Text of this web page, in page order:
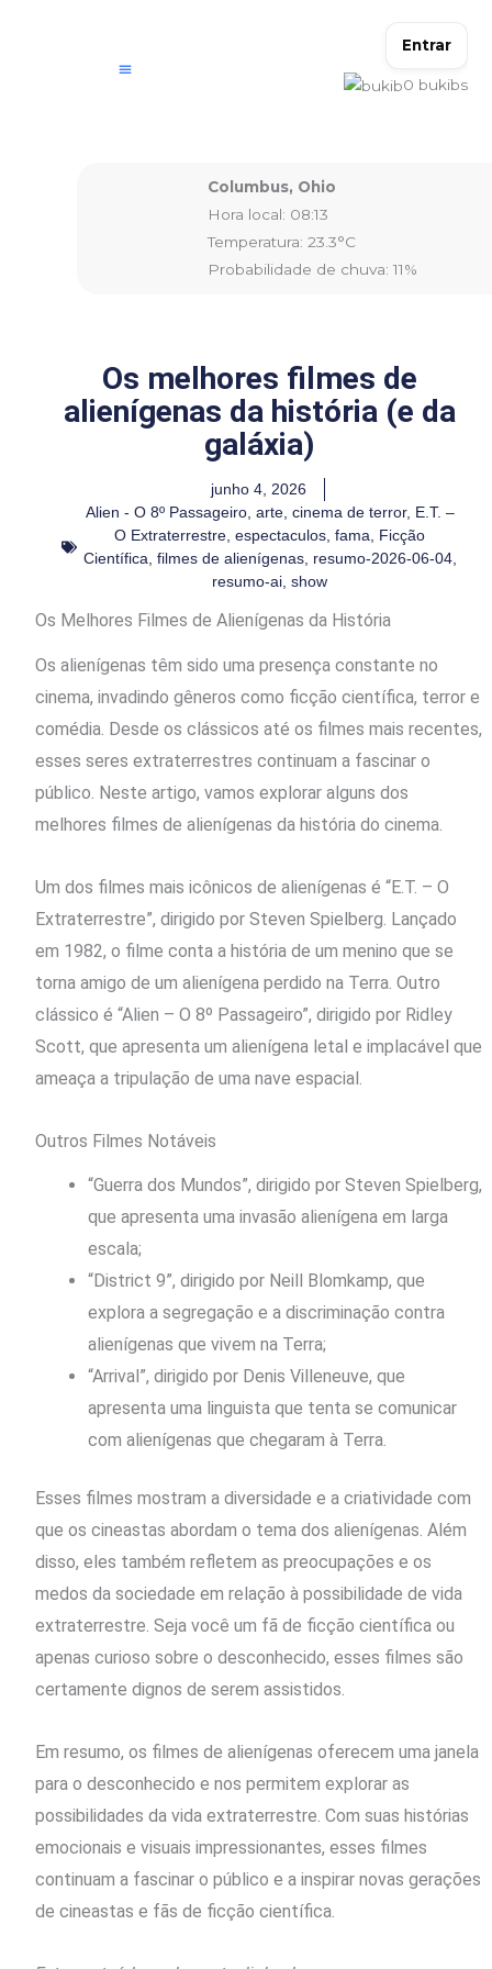
Entrar
0 bukibs
Columbus, Ohio
Hora local: 08:13
Temperatura: 23.3°C
Probabilidade de chuva: 11%
Os melhores filmes de
alienígenas da história (e da
galáxia)
junho 4, 2026
Alien - O 8º Passageiro, arte, cinema de terror, E.T. –
O Extraterrestre, espectaculos, fama, Ficção
Científica, filmes de alienígenas, resumo-2026-06-04,
resumo-ai, show
Os Melhores Filmes de Alienígenas da História
Os alienígenas têm sido uma presença constante no
cinema, invadindo gêneros como ficção científica, terror e
comédia. Desde os clássicos até os filmes mais recentes,
esses seres extraterrestres continuam a fascinar o
público. Neste artigo, vamos explorar alguns dos
melhores filmes de alienígenas da história do cinema.
Um dos filmes mais icônicos de alienígenas é “E.T. – O
Extraterrestre”, dirigido por Steven Spielberg. Lançado
em 1982, o filme conta a história de um menino que se
torna amigo de um alienígena perdido na Terra. Outro
clássico é “Alien – O 8º Passageiro”, dirigido por Ridley
Scott, que apresenta um alienígena letal e implacável que
ameaça a tripulação de uma nave espacial.
Outros Filmes Notáveis
“Guerra dos Mundos”, dirigido por Steven Spielberg,
que apresenta uma invasão alienígena em larga
escala;
“District 9”, dirigido por Neill Blomkamp, que
explora a segregação e a discriminação contra
alienígenas que vivem na Terra;
“Arrival”, dirigido por Denis Villeneuve, que
apresenta uma linguista que tenta se comunicar
com alienígenas que chegaram à Terra.
Esses filmes mostram a diversidade e a criatividade com
que os cineastas abordam o tema dos alienígenas. Além
disso, eles também refletem as preocupações e os
medos da sociedade em relação à possibilidade de vida
extraterrestre. Seja você um fã de ficção científica ou
apenas curioso sobre o desconhecido, esses filmes são
certamente dignos de serem assistidos.
Em resumo, os filmes de alienígenas oferecem uma janela
para o desconhecido e nos permitem explorar as
possibilidades da vida extraterrestre. Com suas histórias
emocionais e visuais impressionantes, esses filmes
continuam a fascinar o público e a inspirar novas gerações
de cineastas e fãs de ficção científica.